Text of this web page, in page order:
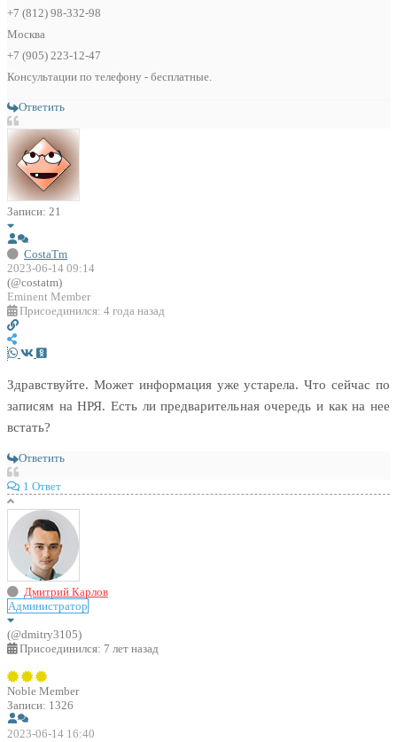
+7 (812) 98-332-98
Москва
+7 (905) 223-12-47
Консультации по телефону - бесплатные.
Ответить
Записи: 21
CostaTm
2023-06-14 09:14
(@costatm)
Eminent Member
Присоединился: 4 года назад
Здравствуйте. Может информация уже устарела. Что сейчас по
записям на НРЯ. Есть ли предварительная очередь и как на нее
встать?
Ответить
1 Ответ
Дмитрий Карлов
Администратор
(@dmitry3105)
Присоединился: 7 лет назад
Noble Member
Записи: 1326
2023-06-14 16:40